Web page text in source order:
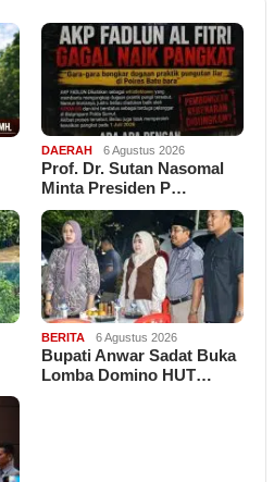
DAERAH 6 Agustus 2026
Prof. Dr. Sutan Nasomal
Minta Presiden P…
BERITA 6 Agustus 2026
Bupati Anwar Sadat Buka
Lomba Domino HUT…